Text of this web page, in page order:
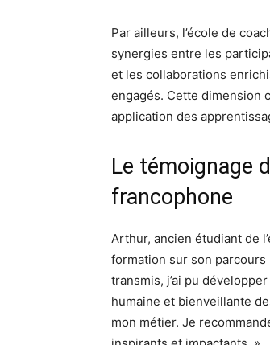
Par ailleurs, l’école de
synergies entre les
et les collaborations
engagés. Cette dimension
application des
Le témoignage
francophone
Arthur, ancien étudiant de
formation sur son
transmis, j’ai pu
humaine et bienveillante
mon métier. Je